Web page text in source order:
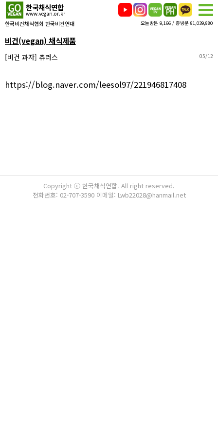
한국채식연합
www.vegan.or.kr
한국비건채식협회 한국비건연대 오늘방문 9,166 / 총방문 81,039,880
비건(vegan) 채식제품
[비건 과자] 츄러스 05/12
https://blog.naver.com/leesol97/221946817408
Copyright ⓒ 한국채식연합. All right reserved.
전화번호: 02-707-3590 이메일: Lwb22028@hanmail.net